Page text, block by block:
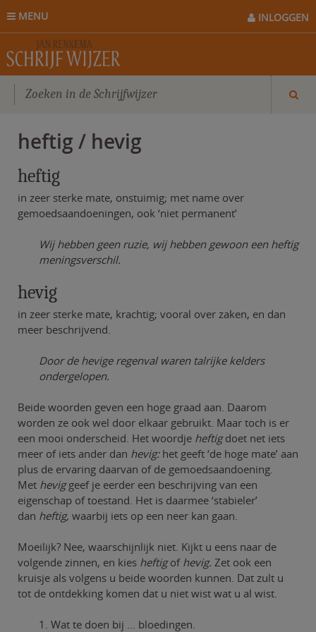
MENU INLOGGEN
heftig / hevig
heftig
in zeer sterke mate, onstuimig; met name over
gemoedsaandoeningen, ook ‘niet permanent’
Wij hebben geen ruzie, wij hebben gewoon een heftig
meningsverschil.
hevig
in zeer sterke mate, krachtig; vooral over zaken, en dan
meer beschrijvend.
Door de hevige regenval waren talrijke kelders
ondergelopen.
Beide woorden geven een hoge graad aan. Daarom
worden ze ook wel door elkaar gebruikt. Maar toch is er
een mooi onderscheid. Het woordje heftigdoet net iets
meer of iets ander dan hevig:het geeft ‘de hoge mate’ aan
plus de ervaring daarvan of de gemoedsaandoening.
Met heviggeef je eerder een beschrijving van een
eigenschap of toestand. Het is daarmee ‘stabieler’
dan heftig, waarbij iets op een neer kan gaan.
Moeilijk? Nee, waarschijnlijk niet. Kijkt u eens naar de
volgende zinnen, en kies heftigof hevig. Zet ook een
kruisje als volgens u beide woorden kunnen. Dat zult u
tot de ontdekking komen dat u niet wist wat u al wist.
1. Wat te doen bij … bloedingen.